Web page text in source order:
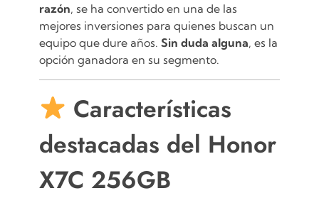
razón, se ha convertido en una de las
mejores inversiones para quienes buscan un
equipo que dure años. Sin duda alguna, es la
opción ganadora en su segmento.
Características
destacadas del Honor
X7C 256GB